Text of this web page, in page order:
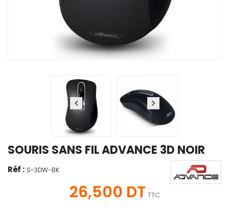
SOURIS SANS FIL ADVANCE 3D NOIR
Réf : S-3DW-BK
26,500 DT TTC